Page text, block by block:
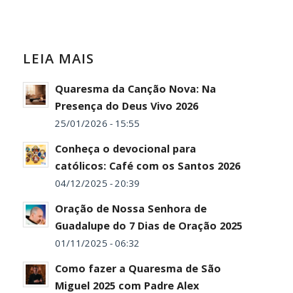
LEIA MAIS
Quaresma da Canção Nova: Na
Presença do Deus Vivo 2026
25/01/2026 - 15:55
Conheça o devocional para
católicos: Café com os Santos 2026
04/12/2025 - 20:39
Oração de Nossa Senhora de
Guadalupe do 7 Dias de Oração 2025
01/11/2025 - 06:32
Como fazer a Quaresma de São
Miguel 2025 com Padre Alex